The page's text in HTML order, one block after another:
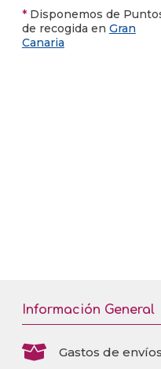
* Disponemos de
de recogida en Gran
Canaria
Información General
 Gastos de